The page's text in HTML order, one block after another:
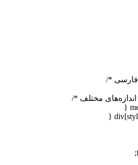
مختلف */